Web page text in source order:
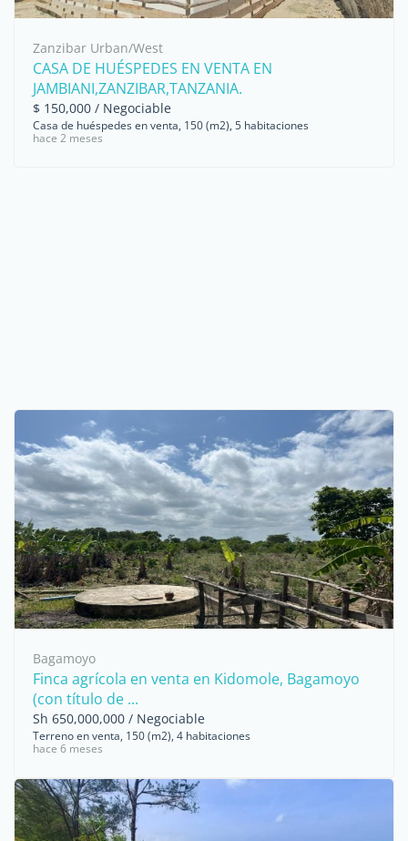
Zanzibar Urban/West
CASA DE HUÉSPEDES EN VENTA EN
JAMBIANI,ZANZIBAR,TANZANIA.
$ 150,000 / Negociable
Casa de huéspedes en venta, 150 (m2), 5 habitaciones
hace 2 meses
Bagamoyo
Finca agrícola en venta en Kidomole, Bagamoyo
(con título de ...
Sh 650,000,000 / Negociable
Terreno en venta, 150 (m2), 4 habitaciones
hace 6 meses